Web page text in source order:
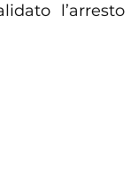
l’arresto